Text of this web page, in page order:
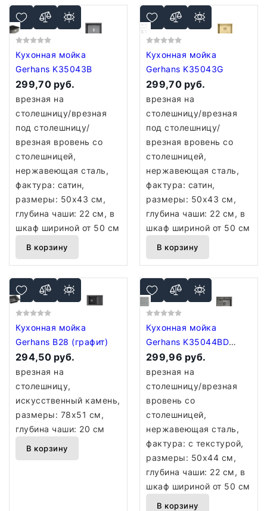
Кухонная мойка
Gerhans K35043B
299,70 руб.
врезная на
столешницу/врезная
под столешницу/
врезная вровень со
столешницей,
нержавеющая сталь,
фактура: сатин,
размеры: 50x43 см,
глубина чаши: 22 см, в
шкаф шириной от 50 см
В корзину
Кухонная мойка
Gerhans K35043G
299,70 руб.
врезная на
столешницу/врезная
под столешницу/
врезная вровень со
столешницей,
нержавеющая сталь,
фактура: сатин,
размеры: 50x43 см,
глубина чаши: 22 см, в
шкаф шириной от 50 см
В корзину
Кухонная мойка
Gerhans B28 (графит)
294,50 руб.
врезная на
столешницу,
искусственный камень,
размеры: 78x51 см,
глубина чаши: 20 см
В корзину
Кухонная мойка
Gerhans K35044BD
Decor (графит)
299,96 руб.
врезная на
столешницу/врезная
вровень со
столешницей,
нержавеющая сталь,
фактура: с текстурой,
размеры: 50x44 см,
глубина чаши: 22 см, в
шкаф шириной от 50 см
В корзину